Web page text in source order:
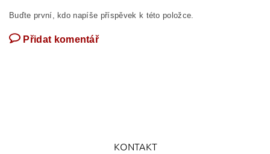
Buďte první, kdo napíše příspěvek k této položce.
Přidat komentář
KONTAKT